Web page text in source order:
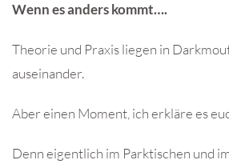
Wenn es anders kommt….
Theorie und Praxis liegen in
auseinander.
Aber einen Moment, ich erkläre es
Denn eigentlich im Parktischen und